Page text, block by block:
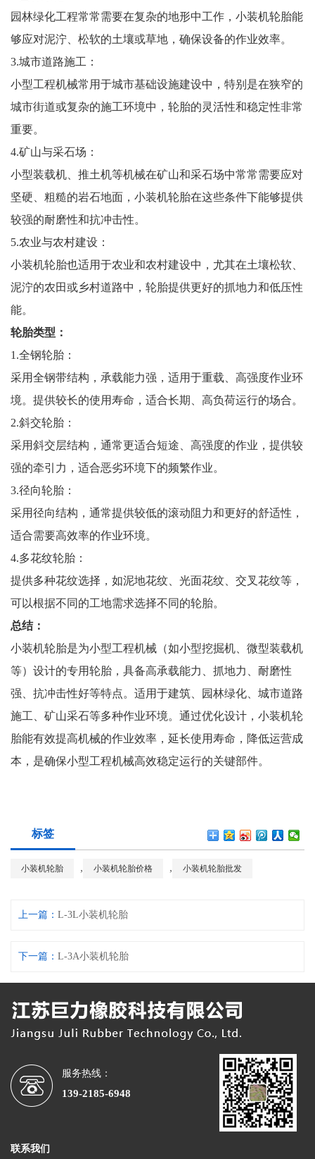
园林绿化工程常常需要在复杂的地形中工作，小装机轮胎能
够应对泥泞、松软的土壤或草地，确保设备的作业效率。
3.城市道路施工：
小型工程机械常用于城市基础设施建设中，特别是在狭窄的
城市街道或复杂的施工环境中，轮胎的灵活性和稳定性非常
重要。
4.矿山与采石场：
小型装载机、推土机等机械在矿山和采石场中常常需要应对
坚硬、粗糙的岩石地面，小装机轮胎在这些条件下能够提供
较强的耐磨性和抗冲击性。
5.农业与农村建设：
小装机轮胎也适用于农业和农村建设中，尤其在土壤松软、
泥泞的农田或乡村道路中，轮胎提供更好的抓地力和低压性
能。
轮胎类型：
1.全钢轮胎：
采用全钢带结构，承载能力强，适用于重载、高强度作业环
境。提供较长的使用寿命，适合长期、高负荷运行的场合。
2.斜交轮胎：
采用斜交层结构，通常更适合短途、高强度的作业，提供较
强的牵引力，适合恶劣环境下的频繁作业。
3.径向轮胎：
采用径向结构，通常提供较低的滚动阻力和更好的舒适性，
适合需要高效率的作业环境。
4.多花纹轮胎：
提供多种花纹选择，如泥地花纹、光面花纹、交叉花纹等，
可以根据不同的工地需求选择不同的轮胎。
总结：
小装机轮胎是为小型工程机械（如小型挖掘机、微型装载机
等）设计的专用轮胎，具备高承载能力、抓地力、耐磨性
强、抗冲击性好等特点。适用于建筑、园林绿化、城市道路
施工、矿山采石等多种作业环境。通过优化设计，小装机轮
胎能有效提高机械的作业效率，延长使用寿命，降低运营成
本，是确保小型工程机械高效稳定运行的关键部件。
标签
小装机轮胎 , 小装机轮胎价格 , 小装机轮胎批发
上一篇： L-3L小装机轮胎
下一篇： L-3A小装机轮胎
服务热线：
139-2185-6948
联系我们